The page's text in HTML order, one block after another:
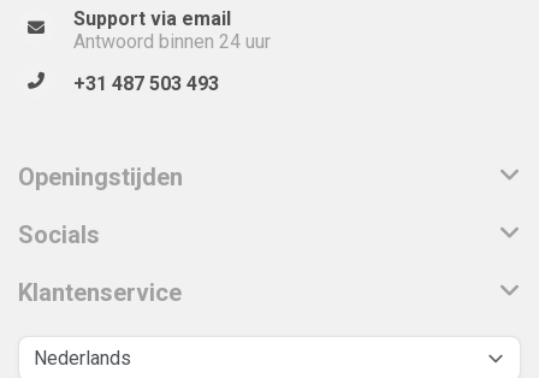
Support via email
Antwoord binnen 24 uur
+31 487 503 493
Openingstijden
Socials
Klantenservice